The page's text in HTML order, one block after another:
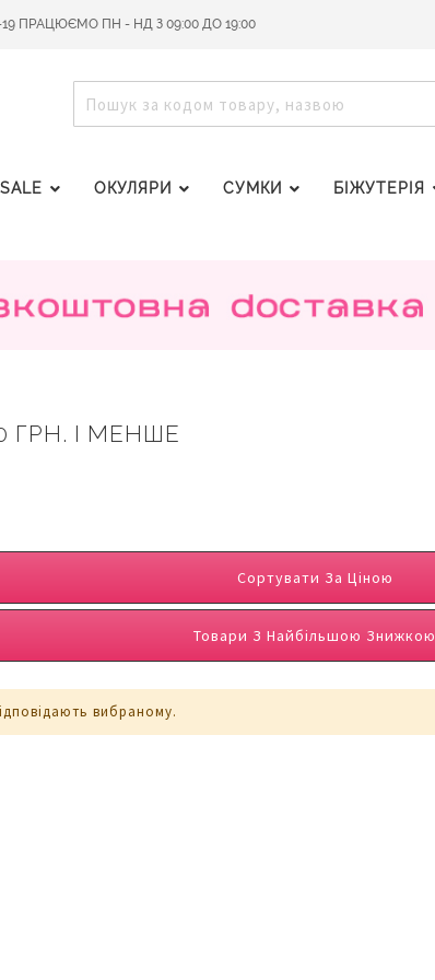
ПРАЦЮЄМО ПН - НД З 09:00 ДО 19:00
ОКУЛЯРИ СУМКИ БІЖУТЕРІЯ
ГРН. І МЕНШЕ
Сортувати За Ціною
Товари З Найбільшою Знижкою
вибраному.